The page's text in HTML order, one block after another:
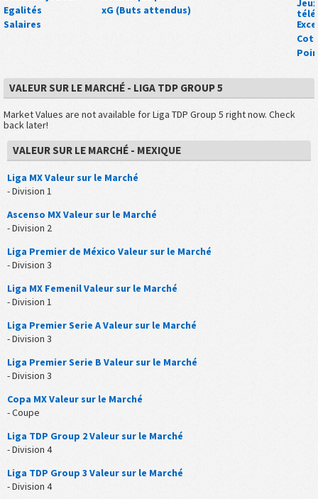
Egalités
Salaires
xG (Buts attendus)
VALEUR SUR LE MARCHÉ - LIGA TDP GROUP 5
Market Values are not available for Liga TDP Group 5 right now. Check
back later!
VALEUR SUR LE MARCHÉ - MEXIQUE
Liga MX Valeur sur le Marché
- Division 1
Ascenso MX Valeur sur le Marché
- Division 2
Liga Premier de México Valeur sur le Marché
- Division 3
Liga MX Femenil Valeur sur le Marché
- Division 1
Liga Premier Serie A Valeur sur le Marché
- Division 3
Liga Premier Serie B Valeur sur le Marché
- Division 3
Copa MX Valeur sur le Marché
- Coupe
Liga TDP Group 2 Valeur sur le Marché
- Division 4
Liga TDP Group 3 Valeur sur le Marché
- Division 4